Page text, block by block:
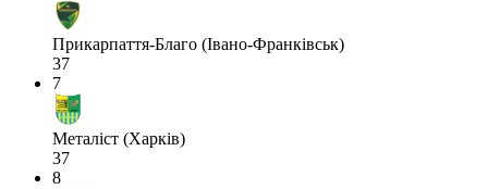
Прикарпаття-Благо (Івано-Франківськ)
37
7
Металіст (Харків)
37
8